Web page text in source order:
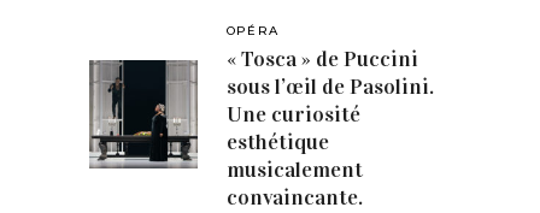
OPÉRA
« Tosca » de Puccini
sous l’œil de Pasolini.
Une curiosité
esthétique
musicalement
convaincante.